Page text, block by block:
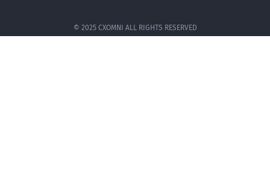
© 2025 CXOMNI ALL RIGHTS RESERVED